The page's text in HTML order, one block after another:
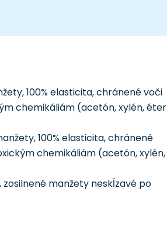
100% elasticita, chránené voči
chemikáliám (acetón, xylén, éter
100% elasticita, chránené
chemikáliám (acetón, xylén,
manžety neskĺzavé po